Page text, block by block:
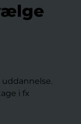
i fx